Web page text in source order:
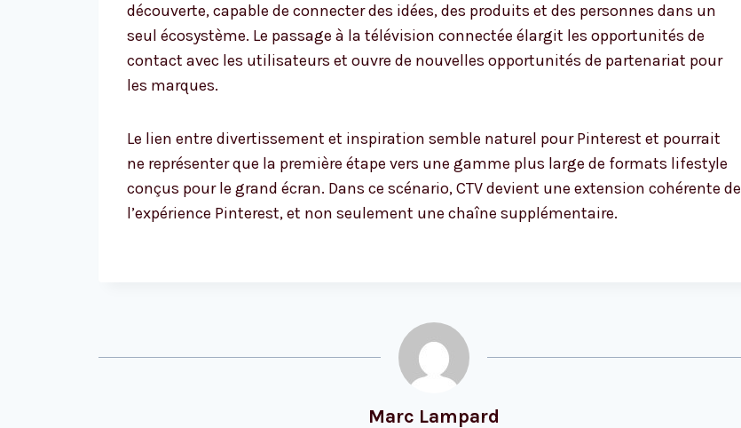
découverte, capable de connecter des idées, des produits et des personnes dans un
seul écosystème. Le passage à la télévision connectée élargit les opportunités de
contact avec les utilisateurs et ouvre de nouvelles opportunités de partenariat pour
les marques.
Le lien entre divertissement et inspiration semble naturel pour Pinterest et pourrait
ne représenter que la première étape vers une gamme plus large de formats lifestyle
conçus pour le grand écran. Dans ce scénario, CTV devient une extension cohérente de
l’expérience Pinterest, et non seulement une chaîne supplémentaire.
Marc Lampard